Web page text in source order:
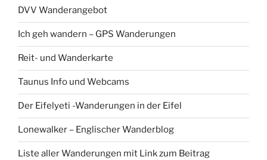
DVV Wanderangebot
Ich geh wandern – GPS Wanderungen
Reit- und Wanderkarte
Taunus Info und Webcams
Der Eifelyeti -Wanderungen in der Eifel
Lonewalker – Englischer Wanderblog
Liste aller Wanderungen mit Link zum Beitrag